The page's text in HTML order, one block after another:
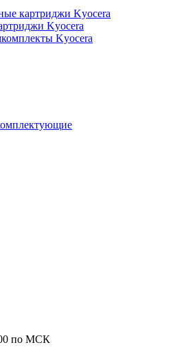
картриджи Kyocera
Kyocera
Kyocera
00 по МСК